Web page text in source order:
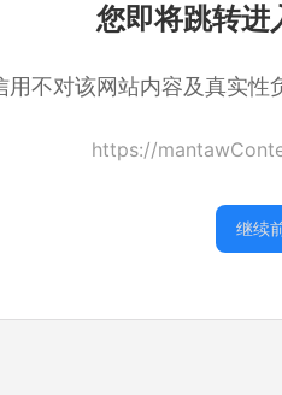
您即将跳转进
用不对该网站内容及真实性
https://
继续